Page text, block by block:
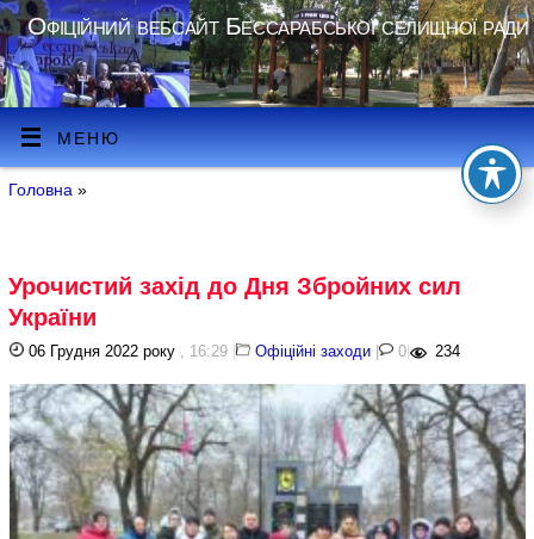
Офіційний вебсайт Бессарабської селищної ради
МЕНЮ
Головна »
Урочистий захід до Дня Збройних сил
України
06 Грудня 2022 року , 16:29 | Офіційні заходи | 0 | 234